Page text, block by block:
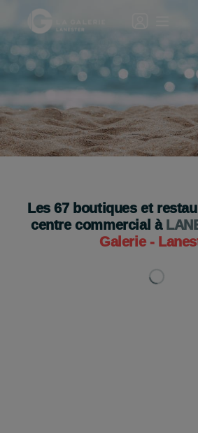
Je découvre
Les67boutiques et
centre commercial à
Galerie -